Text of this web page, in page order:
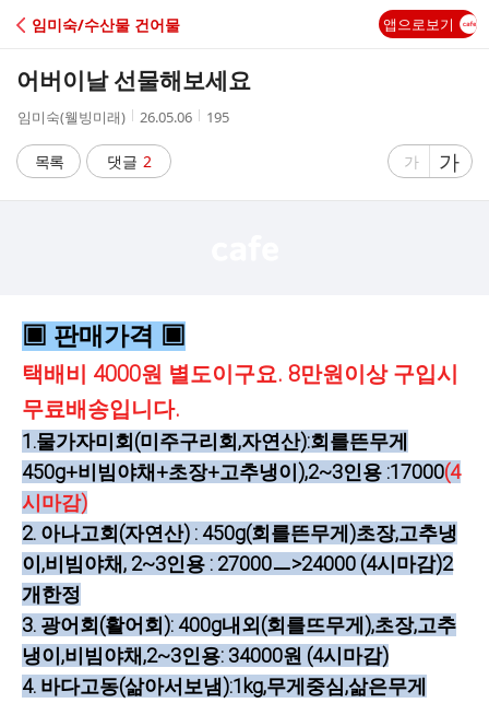
C
A
임미숙/수산물 건어물 앱으로보기
어버이날 선물해보세요
작
자
임미숙(웰빙미래)
작
시
간
26.05.06
조
195
목록 댓글 2
글
가
글
자
가
▣ 판매가격 ▣
택배비 4000원 별도이구요. 8만원이상 구입시
무료배송입니다.
1.물가자미회(미주구리회,자연산):회를뜬무게
450g+비빔야채+초장+고추냉이),2~3인용 :17000(4
시마감)
2. 아나고회(자연산) : 450g(회를뜬무게)초장,고추냉
이,비빔야채, 2~3인용 : 27000ㅡ>24000 (4시마감)2
개한정
3. 광어회(활어회): 400g내외(회를뜨무게),초장,고추
냉이,비빔야채,2~3인용: 34000원 (4시마감)
4. 바다고동(삶아서보냄):1kg,무게중심,삶은무게